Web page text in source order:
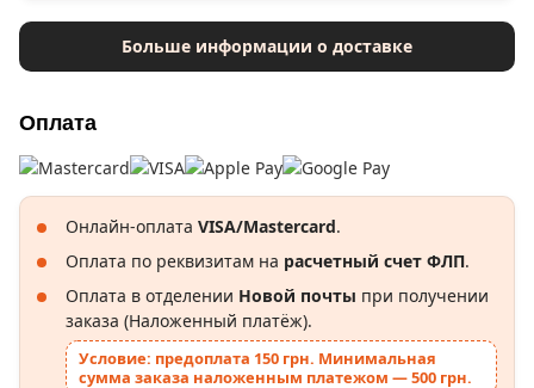
Больше информации о доставке
Оплата
Онлайн-оплата VISA/Mastercard.
Оплата по реквизитам на расчетный счет ФЛП.
Оплата в отделении Новой почты при получении
заказа (Наложенный платёж).
Условие: предоплата 150 грн. Минимальная
сумма заказа наложенным платежом — 500 грн.